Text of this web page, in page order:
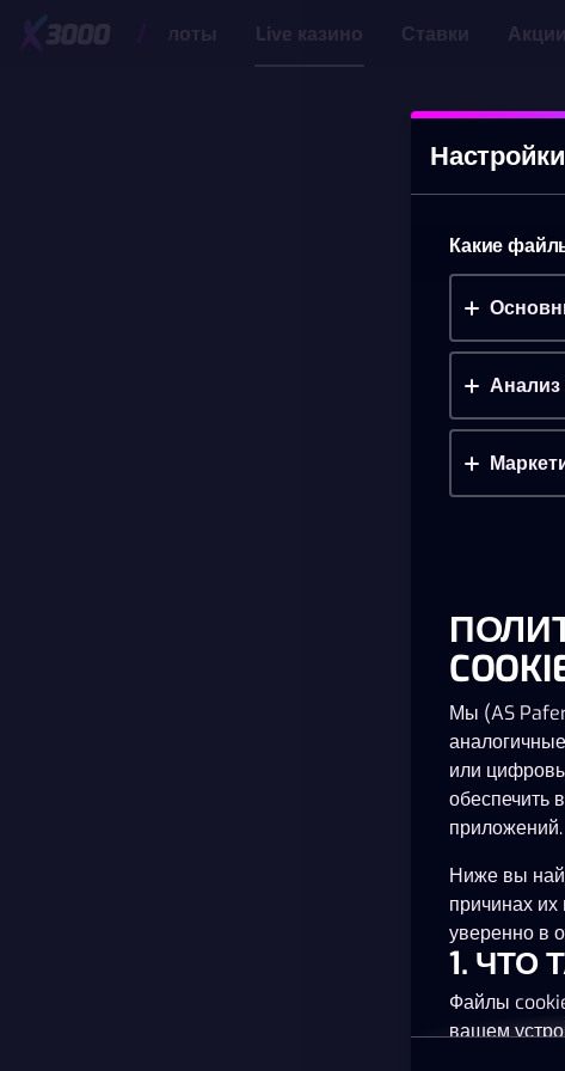
Слоты Live казино Ставки Акции
Какие
Анализ
Мы (AS
или
обеспечить
приложений.
Ниже вы
причинах
уверенно в
1. ЧТО
Файлы
вашем
планшете)